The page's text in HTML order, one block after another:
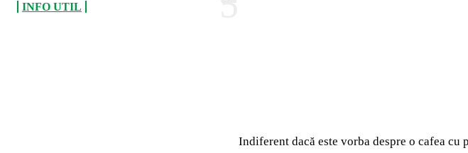
INFO UTIL
Indiferent dacă este vorba despre o cafea